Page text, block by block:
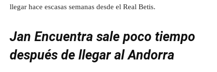
llegar hace escasas semanas desde el Real Betis.
Jan Encuentra sale poco tiempo
después de llegar al Andorra